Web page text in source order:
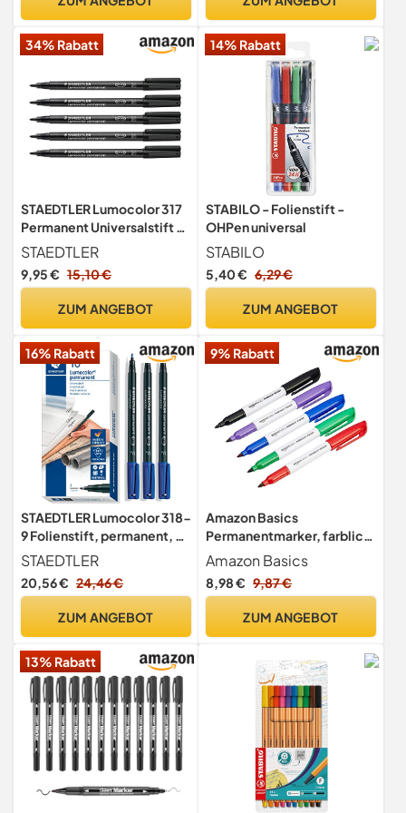
Erase Marker für
Flipchart
34% Rabatt
STAEDTLER Lumocolor 317
Permanent Universalstift –
Schwarz, M
STAEDTLER
9,95 € 15,10 €
ZUM ANGEBOT
14% Rabatt
STABILO - Folienstift -
OHPen universal
STABILO
5,40 € 6,29 €
ZUM ANGEBOT
16% Rabatt
STAEDTLER Lumocolor 318-
9 Folienstift, permanent, F-
Spitze Linienbreite ca. 0.6
mm, hohe Qualität,
wischfest,
10 Stück, schwarz + 3 Stück
STAEDTLER
20,56 € 24,46 €
ZUM ANGEBOT
9% Rabatt
Amazon Basics
Permanentmarker, farblich
sortiert, 12er-Pack
Amazon Basics
8,98 € 9,87 €
ZUM ANGEBOT
13% Rabatt